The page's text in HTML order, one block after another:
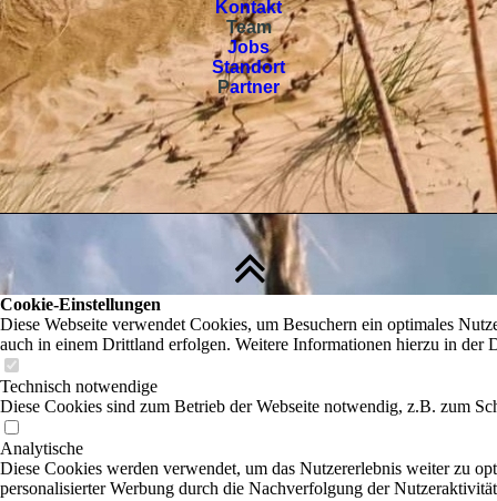
Kontakt
Team
Jobs
Standort
Partner
Cookie-Einstellungen
Diese Webseite verwendet Cookies, um Besuchern ein optimales
auch in einem Drittland erfolgen. Weitere Informationen hierzu in der
Technisch notwendige
Diese Cookies sind zum Betrieb der Webseite notwendig, z.B. zum
Analytische
Diese Cookies werden verwendet, um das Nutzererlebnis weiter zu
personalisierter Werbung durch die Nachverfolgung der